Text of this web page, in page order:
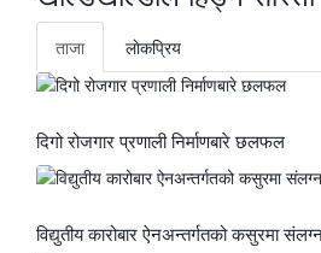
ताजा लाेकप्रिय
दिगो रोजगार प्रणाली निर्माणबारे छलफल
विद्युतीय कारोबार ऐनअन्तर्गतको कसुरमा